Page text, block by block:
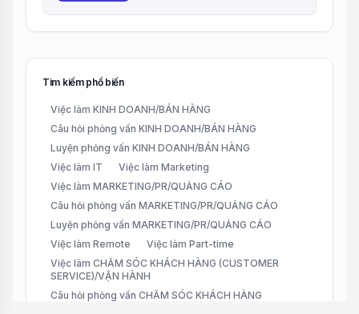
Tìm kiếm phổ biến
Việc làm KINH DOANH/BÁN HÀNG
Câu hỏi phỏng vấn KINH DOANH/BÁN HÀNG
Luyện phỏng vấn KINH DOANH/BÁN HÀNG
Việc làm IT
Việc làm Marketing
Việc làm MARKETING/PR/QUẢNG CÁO
Câu hỏi phỏng vấn MARKETING/PR/QUẢNG CÁO
Luyện phỏng vấn MARKETING/PR/QUẢNG CÁO
Việc làm Remote
Việc làm Part-time
Việc làm CHĂM SÓC KHÁCH HÀNG (CUSTOMER
SERVICE)/VẬN HÀNH
Câu hỏi phỏng vấn CHĂM SÓC KHÁCH HÀNG